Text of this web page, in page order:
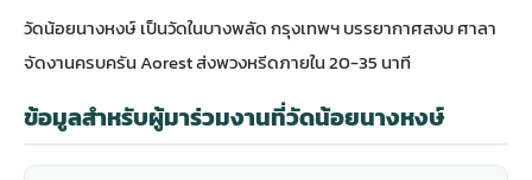
วัดน้อยนางหงษ์ เป็นวัดในบางพลัด กรุงเทพฯ บรรยากาศสงบ ศาลา
จัดงานครบครัน Aorest ส่งพวงหรีดภายใน 20-35 นาที
ข้อมูลสำหรับผู้มาร่วมงานที่วัดน้อยนางหงษ์